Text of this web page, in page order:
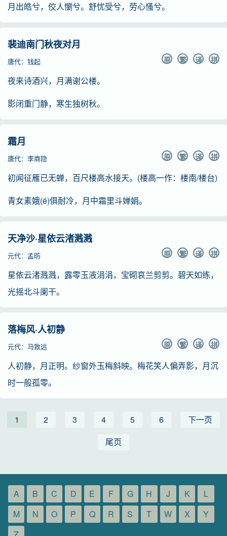
月出皓兮，佼人懰兮。舒忧受兮，劳心慅兮。
裴迪南门秋夜对月
唐代： 钱起 拼
译
繁
原
夜来诗酒兴，月满谢公楼。
影闭重门静，寒生独树秋。
霜月
唐代： 李商隐 拼
译
繁
原
初闻征雁已无蝉，百尺楼高水接天。(楼高一作：楼南/楼台)
青女素娥(é)俱耐冷，月中霜里斗婵娟。
天净沙·星依云渚溅溅
元代： 孟昉 拼
译
繁
原
星依云渚溅溅，露零玉液涓涓，宝砌哀兰剪剪。碧天如练，
光摇北斗阑干。
落梅风·人初静
元代： 马致远 拼
译
繁
原
人初静，月正明。纱窗外玉梅斜映。梅花笑人偏弄影，月沉
时一般孤零。
1 2 3 4 5 6
下一页
尾页
A B C D E F G H J K
L
M
N O P Q R S T W X
Y